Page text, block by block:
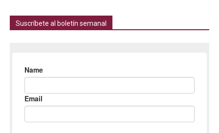
Suscríbete al boletín semanal